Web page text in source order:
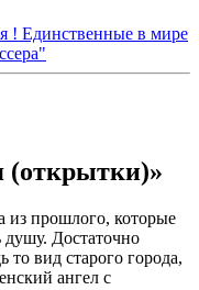
! Единственные в мире
(открытки)»
прошлого, которые
душу. Достаточно
то вид старого города,
ангел с